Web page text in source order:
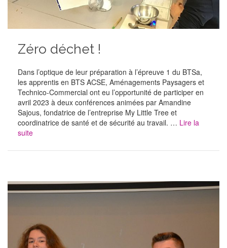
Zéro déchet !
Dans l’optique de leur préparation à l’épreuve 1 du BTSa,
les apprentis en BTS ACSE, Aménagements Paysagers et
Technico-Commercial ont eu l’opportunité de participer en
avril 2023 à deux conférences animées par Amandine
Sajous, fondatrice de l’entreprise My Little Tree et
coordinatrice de santé et de sécurité au travail. … Lire la
suite